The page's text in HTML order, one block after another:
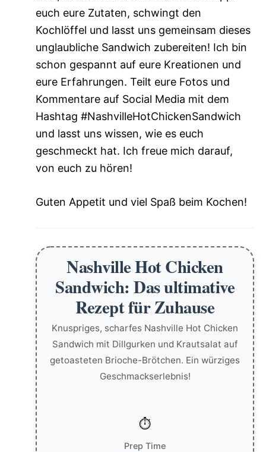
euch eure Zutaten, schwingt den
Kochlöffel und lasst uns gemeinsam dieses
unglaubliche Sandwich zubereiten! Ich bin
schon gespannt auf eure Kreationen und
eure Erfahrungen. Teilt eure Fotos und
Kommentare auf Social Media mit dem
Hashtag #NashvilleHotChickenSandwich
und lasst uns wissen, wie es euch
geschmeckt hat. Ich freue mich darauf,
von euch zu hören!
Guten Appetit und viel Spaß beim Kochen!
Nashville Hot Chicken
Sandwich: Das ultimative
Rezept für Zuhause
Knuspriges, scharfes Nashville Hot Chicken
Sandwich mit Dillgurken und Krautsalat auf
getoasteten Brioche-Brötchen. Ein würziges
Geschmackserlebnis!
Prep Time